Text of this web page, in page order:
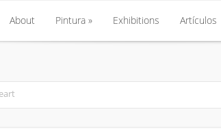
About Pintura» Exhibitions Artículos